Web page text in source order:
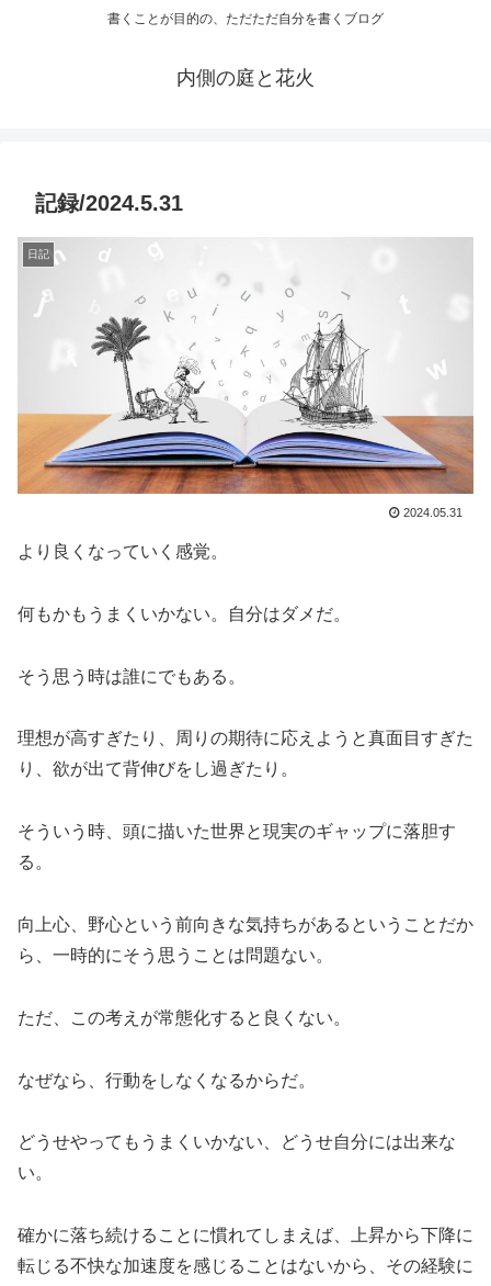
書くことが目的の、ただただ自分を書くブログ
内側の庭と花火
記録/2024.5.31
日記
2024.05.31
より良くなっていく感覚。
何もかもうまくいかない。自分はダメだ。
そう思う時は誰にでもある。
理想が高すぎたり、周りの期待に応えようと真面目すぎた
り、欲が出て背伸びをし過ぎたり。
そういう時、頭に描いた世界と現実のギャップに落胆す
る。
向上心、野心という前向きな気持ちがあるということだか
ら、一時的にそう思うことは問題ない。
ただ、この考えが常態化すると良くない。
なぜなら、行動をしなくなるからだ。
どうせやってもうまくいかない、どうせ自分には出来な
い。
確かに落ち続けることに慣れてしまえば、上昇から下降に
転じる不快な加速度を感じることはないから、その経験に